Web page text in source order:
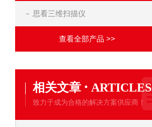
思看三维扫描仪
查看全部产品 >>
相关文章 · ARTICLES
致力于成为合格的解决方案供应商！